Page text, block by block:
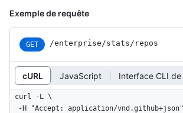
Exemple de requête
GET /enterprise/stats/repos
cURL JavaScript Interface CLI de
curl -L \